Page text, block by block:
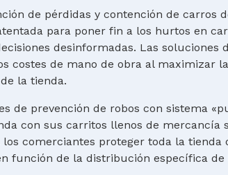
de pérdidas y contención de carros
para poner fin a los hurtos en
desinformadas. Las soluciones
costes de mano de obra al maximizar
la tienda.
de prevención de robos con sistema
con sus carritos llenos de mercancía
comerciantes proteger toda la
función de la distribución específica de